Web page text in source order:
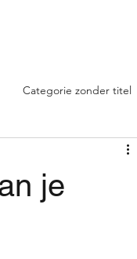
Categorie zonder titel
je